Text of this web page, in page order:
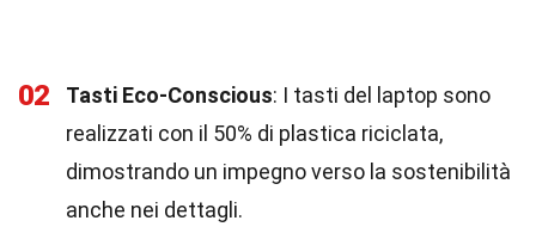
02 Tasti Eco-Conscious: I tasti del laptop sono
realizzati con il 50% di plastica riciclata,
dimostrando un impegno verso la sostenibilità
anche nei dettagli.